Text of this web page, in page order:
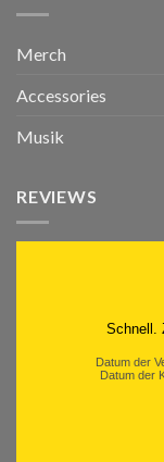
Merch
Accessories
Musik
REVIEWS
Schnell.
Datum der
Datum der